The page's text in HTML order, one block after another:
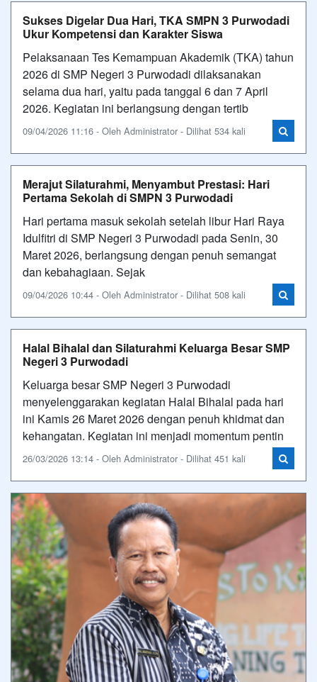
Sukses Digelar Dua Hari, TKA SMPN 3 Purwodadi
Ukur Kompetensi dan Karakter Siswa
Pelaksanaan Tes Kemampuan Akademik (TKA) tahun
2026 di SMP Negeri 3 Purwodadi dilaksanakan
selama dua hari, yaitu pada tanggal 6 dan 7 April
2026. Kegiatan ini berlangsung dengan tertib
09/04/2026 11:16 - Oleh Administrator - Dilihat 534 kali
Merajut Silaturahmi, Menyambut Prestasi: Hari
Pertama Sekolah di SMPN 3 Purwodadi
Hari pertama masuk sekolah setelah libur Hari Raya
Idulfitri di SMP Negeri 3 Purwodadi pada Senin, 30
Maret 2026, berlangsung dengan penuh semangat
dan kebahagiaan. Sejak
09/04/2026 10:44 - Oleh Administrator - Dilihat 508 kali
Halal Bihalal dan Silaturahmi Keluarga Besar SMP
Negeri 3 Purwodadi
Keluarga besar SMP Negeri 3 Purwodadi
menyelenggarakan kegiatan Halal Bihalal pada hari
ini Kamis 26 Maret 2026 dengan penuh khidmat dan
kehangatan. Kegiatan ini menjadi momentum pentin
26/03/2026 13:14 - Oleh Administrator - Dilihat 451 kali